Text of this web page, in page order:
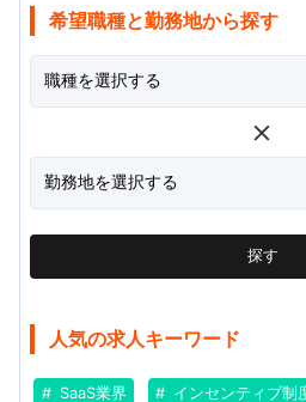
希望職種と勤務地から探す
探す
人気の求人キーワード
SaaS業界 インセンティブ制